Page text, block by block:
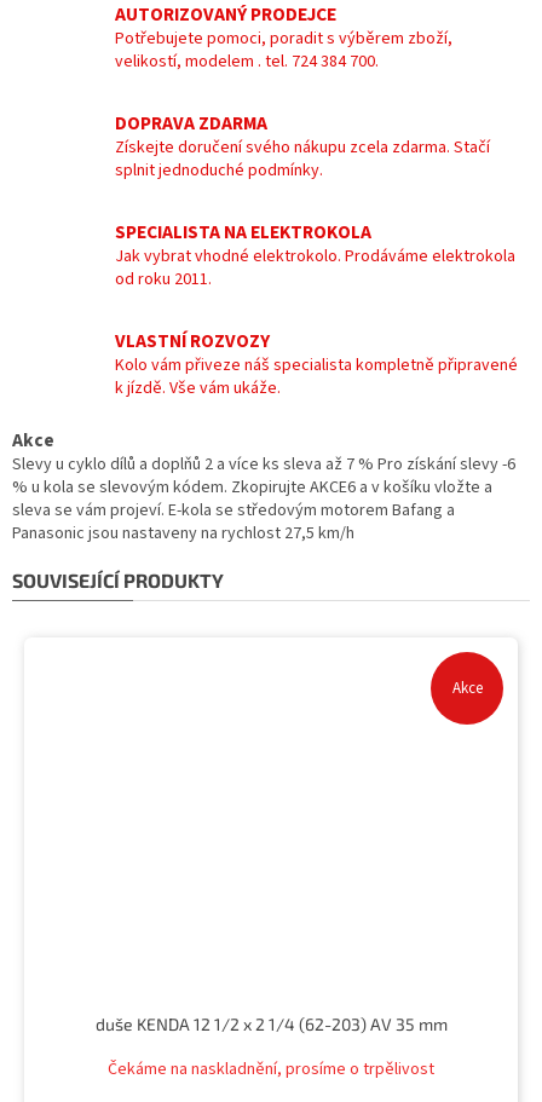
AUTORIZOVANÝ PRODEJCE
Potřebujete pomoci, poradit s výběrem zboží,
velikostí, modelem . tel. 724 384 700.
DOPRAVA ZDARMA
Získejte doručení svého nákupu zcela zdarma. Stačí
splnit jednoduché podmínky.
SPECIALISTA NA ELEKTROKOLA
Jak vybrat vhodné elektrokolo. Prodáváme elektrokola
od roku 2011.
VLASTNÍ ROZVOZY
Kolo vám přiveze náš specialista kompletně připravené
k jízdě. Vše vám ukáže.
Akce
Slevy u cyklo dílů a doplňů 2 a více ks sleva až 7 % Pro získání slevy -6
% u kola se slevovým kódem. Zkopirujte AKCE6 a v košíku vložte a
sleva se vám projeví. E-kola se středovým motorem Bafang a
Panasonic jsou nastaveny na rychlost 27,5 km/h
SOUVISEJÍCÍ PRODUKTY
Akce
duše KENDA 12 1/2 x 2 1/4 (62-203) AV 35 mm
Čekáme na naskladnění, prosíme o trpělivost